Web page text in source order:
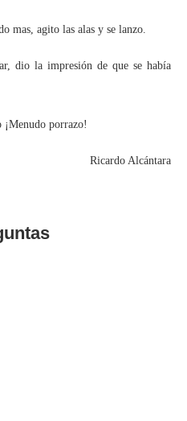
mas, agito las alas y se lanzo.
dio la impresión de que se había
porrazo!
Ricardo Alcántara